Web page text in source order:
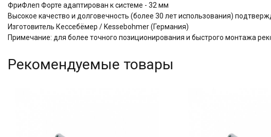
ФриФлеп Форте адаптирован к системе - 32 мм
Высокое качество и долговечность (более 30 лет использования)
Изготовитель Кессебёмер / Kessebohmer (Германия)
Примечание: для более точного позиционирования и быстрого монтажа
Рекомендуемые товары